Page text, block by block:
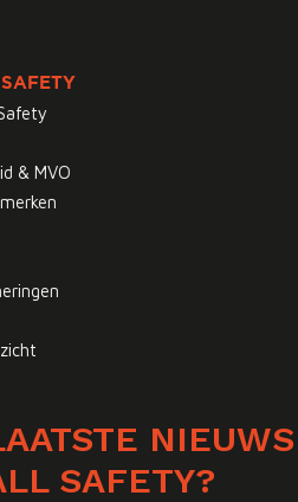
& MVO
NIEUWS
SAFETY?